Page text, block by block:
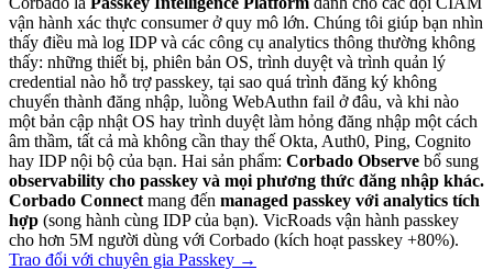
vận hành xác thực consumer ở quy mô lớn. Chúng tôi giúp bạn nhìn
thấy điều mà log IDP và các công cụ analytics thông thường không
thấy: những thiết bị, phiên bản OS, trình duyệt và trình quản lý
credential nào hỗ trợ passkey, tại sao quá trình đăng ký không
chuyển thành đăng nhập, luồng WebAuthn fail ở đâu, và khi nào
một bản cập nhật OS hay trình duyệt làm hỏng đăng nhập một cách
âm thầm, tất cả mà không cần thay thế Okta, Auth0, Ping, Cognito
hay IDP nội bộ của bạn. Hai sản phẩm: Corbado Observe bổ sung
observability cho passkey và mọi phương thức đăng nhập khác.
Corbado Connect mang đến managed passkey với analytics tích
hợp (song hành cùng IDP của bạn). VicRoads vận hành passkey
cho hơn 5M người dùng với Corbado (kích hoạt passkey +80%).
Trao đổi với chuyên gia Passkey →